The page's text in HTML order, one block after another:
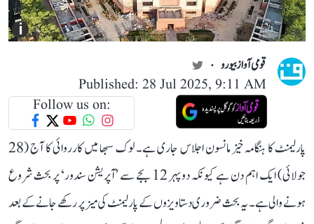
i
قومی آواز بیورو
Published: 28 Jul 2025, 9:11 AM
Follow us on:
پارلیمنٹ کا ہنگامہ خیز مانسون اجلاس جاری ہے۔ لوک سبھا میں کارروائی کا آج (28
جولائی) ایک اہم دن ہے کیونکہ دوپہر 12 بجے سے ’آپریشن سندور‘ پر بحث شروع
ہونے والی ہے۔ یہ بحث ضروری دستاویزوں کے پارلیمنٹ کی میز پر رکھے جانے کے بعد